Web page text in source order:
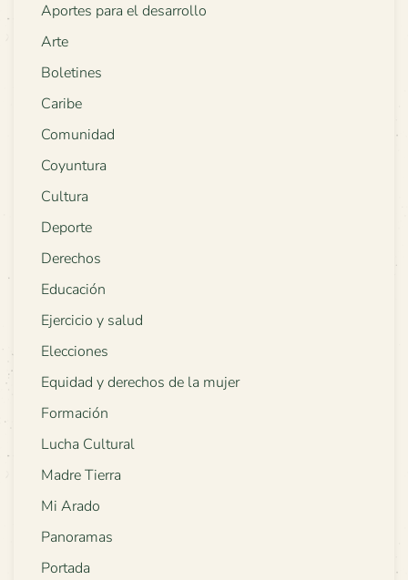
Aportes para el desarrollo
Arte
Boletines
Caribe
Comunidad
Coyuntura
Cultura
Deporte
Derechos
Educación
Ejercicio y salud
Elecciones
Equidad y derechos de la mujer
Formación
Lucha Cultural
Madre Tierra
Mi Arado
Panoramas
Portada